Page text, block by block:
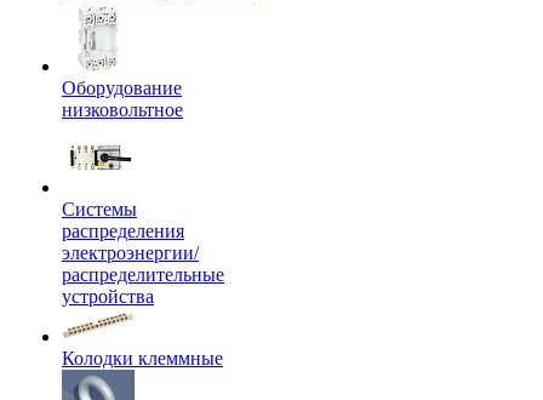
Оборудование
низковольтное
Системы
распределения
электроэнергии/
распределительные
устройства
Колодки клеммные